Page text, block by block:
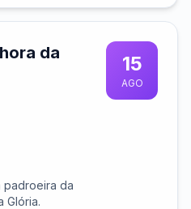
da
padroeira da
Glória.
15
AGO